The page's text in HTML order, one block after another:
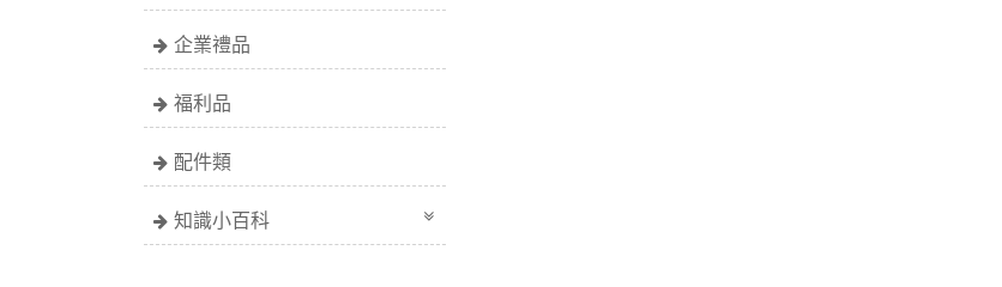
企業禮品
福利品
配件類
知識小百科